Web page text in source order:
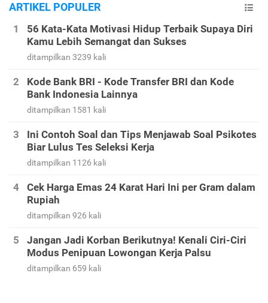
ARTIKEL POPULER
56 Kata-Kata Motivasi Hidup Terbaik Supaya Diri
Kamu Lebih Semangat dan Sukses
ditampilkan 3239 kali
Kode Bank BRI - Kode Transfer BRI dan Kode
Bank Indonesia Lainnya
ditampilkan 1581 kali
Ini Contoh Soal dan Tips Menjawab Soal Psikotes
Biar Lulus Tes Seleksi Kerja
ditampilkan 1126 kali
Cek Harga Emas 24 Karat Hari Ini per Gram dalam
Rupiah
ditampilkan 926 kali
Jangan Jadi Korban Berikutnya! Kenali Ciri-Ciri
Modus Penipuan Lowongan Kerja Palsu
ditampilkan 659 kali